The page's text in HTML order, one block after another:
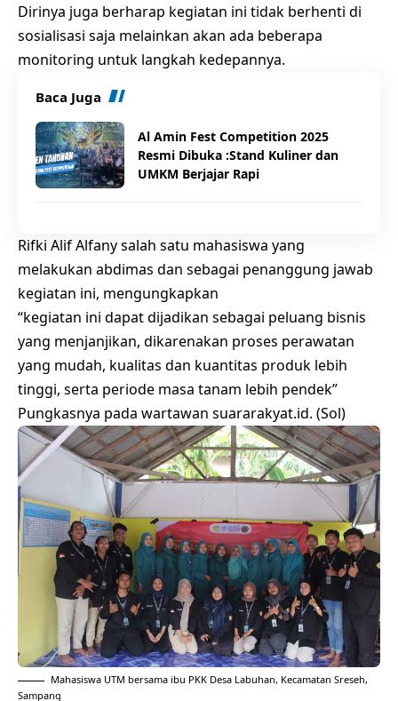
Dirinya juga berharap kegiatan ini tidak berhenti di
sosialisasi saja melainkan akan ada beberapa
monitoring untuk langkah kedepannya.
Baca Juga
Al Amin Fest Competition 2025
Resmi Dibuka :Stand Kuliner dan
UMKM Berjajar Rapi
Rifki Alif Alfany salah satu mahasiswa yang
melakukan abdimas dan sebagai penanggung jawab
kegiatan ini, mengungkapkan
“kegiatan ini dapat dijadikan sebagai peluang bisnis
yang menjanjikan, dikarenakan proses perawatan
yang mudah, kualitas dan kuantitas produk lebih
tinggi, serta periode masa tanam lebih pendek”
Pungkasnya pada wartawan suararakyat.id. (Sol)
Mahasiswa UTM bersama ibu PKK Desa Labuhan, Kecamatan Sreseh,
Sampang